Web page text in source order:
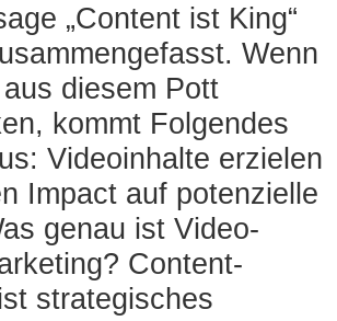
„Content ist King“
Wenn
diesem Pott
kommt Folgendes
Videoinhalte erzielen
Impact auf potenzielle
genau ist Video-
Content-
strategisches